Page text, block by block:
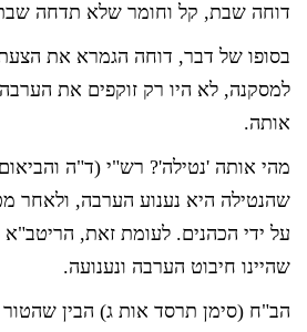
דוחה שבת, קל וחומר שלא תדחה שבת
בסופו של דבר, דוחה הגמרא את
למסקנה, לא היו רק זוקפים את
אותה.
מהי אותה 'נטילה'? רש"י (ד"ה
שהנטילה היא נענוע הערבה, ולאחר
על ידי הכהנים. לעומת זאת, הריטב"א
שהיינו חיבוט הערבה ונענועה.
הב"ח (סימן תרסד אות ג) הבין